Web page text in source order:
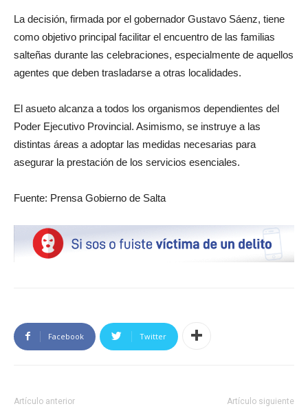
La decisión, firmada por el gobernador Gustavo Sáenz, tiene
como objetivo principal facilitar el encuentro de las familias
salteñas durante las celebraciones, especialmente de aquellos
agentes que deben trasladarse a otras localidades.
El asueto alcanza a todos los organismos dependientes del
Poder Ejecutivo Provincial. Asimismo, se instruye a las
distintas áreas a adoptar las medidas necesarias para
asegurar la prestación de los servicios esenciales.
Fuente: Prensa Gobierno de Salta
Facebook Twitter
Artículo anterior Artículo siguiente